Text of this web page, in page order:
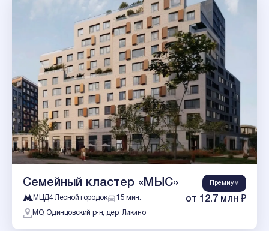
Семейный кластер «МЫС» Премиум
МЦД4 Лесной городок 15 мин. от 12.7 млн ₽
МО, Одинцовский р-н, дер. Ликино